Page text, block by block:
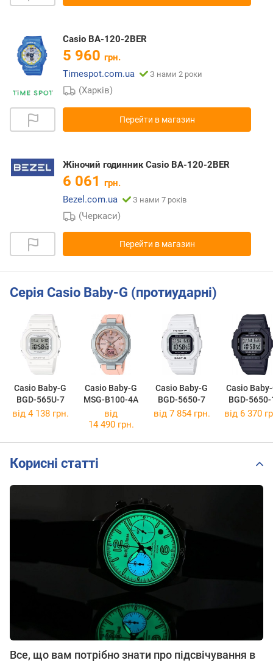
Casio BA-120-2BER
5 960 грн.
Timespot.com.ua
З нами 2 роки
(Харків)
Перейти в магазин
Жіночий годинник Casio BA-120-2BER
6 061 грн.
Bezel.com.ua
З нами 7 років
(Черкаси)
Перейти в магазин
Серія Casio Baby-G (протиударні)
Casio Baby-G
BGD-565U-7
Casio Baby-G
MSG-B100-4A
Casio Baby-G
BGD-5650-7
Casio
BGD-5650-
від 4 138 грн.
від
14 490 грн.
від 7 854 грн. від 6 370
Корисні статті
Все, що вам потрібно знати про підсвічування в